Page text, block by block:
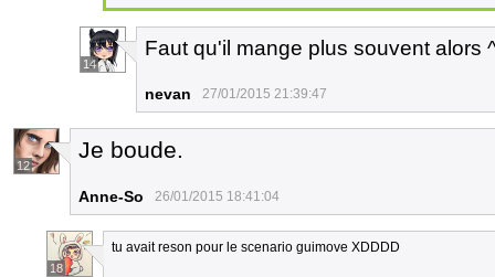
14
Faut qu'il mange plus souvent alors
nevan 27/01/2015 21:39:47
12
Je boude.
Anne-So 26/01/2015 18:41:04
18
tu avait reson pour le scenario guimove XDDDD